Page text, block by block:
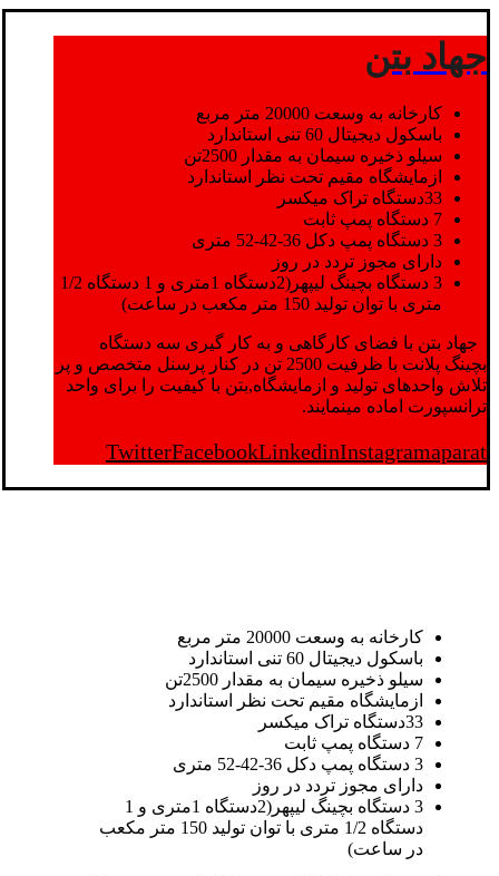
جهاد بتن
کارخانه به وسعت 20000 متر مربع
باسکول دیجیتال 60 تنی استاندارد
سیلو ذخیره سیمان به مقدار 2500تن
ازمایشگاه مقیم تحت نظر استاندارد
33دستگاه تراک میکسر
7 دستگاه پمپ ثابت
3 دستگاه پمپ دکل 36-42-52 متری
دارای مجوز تردد در روز
3 دستگاه بچینگ لیپهر(2دستگاه 1متری و 1 دستگاه 1/2
متری با توان تولید 150 متر مکعب در ساعت)
جهاد بتن با فضای کارگاهی و به کار گیری سه دستگاه
بچینگ پلانت با ظرفیت 2500 تن در کنار پرسنل متخصص و پر
تلاش واحدهای تولید و ازمایشگاه,بتن با کیفیت را برای واحد
ترانسپورت اماده مینمایند.
TwitterFacebookLinkedinInstagramaparat
کارخانه به وسعت 20000 متر مربع
باسکول دیجیتال 60 تنی استاندارد
سیلو ذخیره سیمان به مقدار 2500تن
ازمایشگاه مقیم تحت نظر استاندارد
33دستگاه تراک میکسر
7 دستگاه پمپ ثابت
3 دستگاه پمپ دکل 36-42-52 متری
دارای مجوز تردد در روز
3 دستگاه بچینگ لیپهر(2دستگاه 1متری و 1
دستگاه 1/2 متری با توان تولید 150 متر مکعب
در ساعت)